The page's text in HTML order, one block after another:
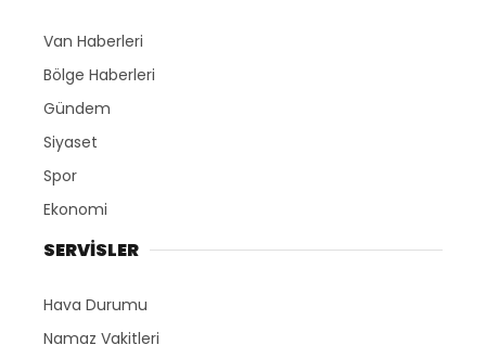
Van Haberleri
Bölge Haberleri
Gündem
Siyaset
Spor
Ekonomi
SERVİSLER
Hava Durumu
Namaz Vakitleri